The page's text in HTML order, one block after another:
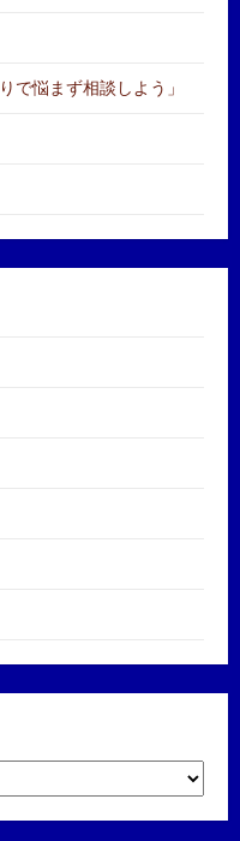
で悩まず相談しよう」